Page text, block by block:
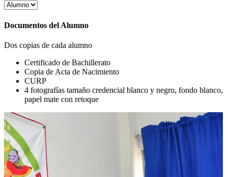
Documentos del Alumno
Dos copias de cada alumno
Certificado de Bachillerato
Copia de Acta de Nacimiento
CURP
4 fotografías tamaño credencial blanco y negro, fondo blanco,
papel mate con retoque